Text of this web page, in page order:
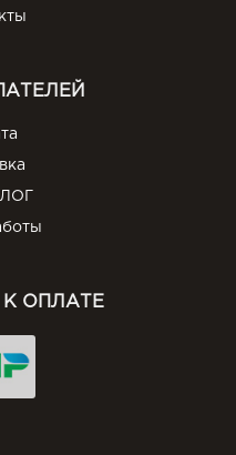
К ОПЛАТЕ